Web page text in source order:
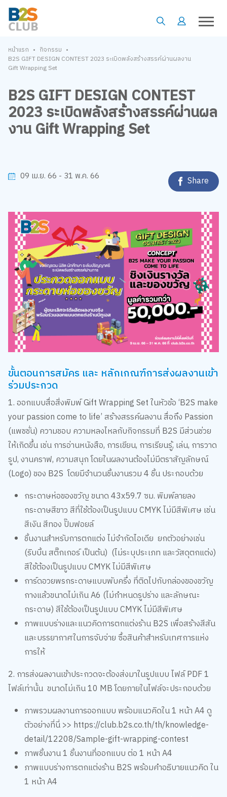
หน้าแรก • กิจกรรม •
B2S GIFT DESIGN CONTEST 2023 ระเบิดพลังสร้างสรรค์ผ่านผลงาน
Gift Wrapping Set
B2S GIFT DESIGN CONTEST
2023 ระเบิดพลังสร้างสรรค์ผ่านผล
งาน Gift Wrapping Set
09 เม.ย. 66 - 31 พ.ค. 66 Share
ขั้นตอนการสมัคร และ หลักเกณฑ์การส่งผลงานเข้า
ร่วมประกวด
1. ออกแบบสื่อสิ่งพิมพ์ Gift Wrapping Set ในหัวข้อ ‘B2S make
your passion come to life’ สร้างสรรค์ผลงาน สื่อถึง Passion
(แพชชั่น) ความชอบ ความหลงไหลกับกิจกรรมที่ B2S มีส่วนช่วย
ให้เกิดขึ้น เช่น การอ่านหนังสือ, การเขียน, การเรียนรู้, เล่น, การวาด
รูป, งานคราฟ, ความสนุก โดยในผลงานต้องไม่มีตราสัญลักษณ์
(Logo) ของ B2S โดยมีจำนวนชิ้นงานรวม 4 ชิ้น ประกอบด้วย
กระดาษห่อของขวัญ ขนาด 43x59.7 ซม. พิมพ์ลายลง
กระดาษสีขาว สีที่ใช้ต้องเป็นรูปแบบ CMYK ไม่มีสีพิเศษ เช่น
สีเงิน สีทอง ปั๊มฟอยล์
ชิ้นงานสำหรับการตกแต่ง ไม่จำกัดไอเดีย ยกตัวอย่างเช่น
(ริบบิ้น สติ๊กเกอร์ เป็นต้น) (ไม่ระบุประเภท และวัสดุตกแต่ง)
สีใช้ต้องเป็นรูปแบบ CMYK ไม่มีสีพิเศษ
การ์ดอวยพรกระดาษแบบพับครึ่ง ที่ติดไปกับกล่องของขวัญ
กางแล้วขนาดไม่เกิน A6 (ไม่กำหนดรูปร่าง และลักษณะ
กระดาษ) สีใช้ต้องเป็นรูปแบบ CMYK ไม่มีสีพิเศษ
ภาพแบบร่างและแนวคิดการตกแต่งร้าน B2S เพื่อสร้างสีสัน
และบรรยากาศในการจับจ่าย ซื้อสินค้าสำหรับเทศการแห่ง
การให้
2. การส่งผลงานเข้าประกวดจะต้องส่งมาในรูปแบบ ไฟล์ PDF 1
ไฟล์เท่านั้น ขนาดไม่เกิน 10 MB โดยภายในไฟล์จะประกอบด้วย
ภาพรวมผลงานการออกแบบ พร้อมแนวคิดใน 1 หน้า A4 ดู
ตัวอย่างที่นี่ >> https://club.b2s.co.th/th/knowledge-
detail/12208/Sample-gift-wrapping-contest
ภาพชิ้นงาน 1 ชิ้นงานที่ออกแบบ ต่อ 1 หน้า A4
ภาพแบบร่างการตกแต่งร้าน B2S พร้อมคำอธิบายแนวคิด ใน
1 หน้า A4